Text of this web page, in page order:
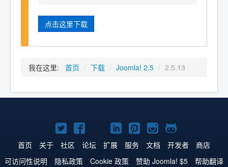
点击这里下载
我在这里: 首页 / 下载 / Joomla! 2.5 / 2.5.13
Twitter
主
页
Facebook
主
页
YouTube
主
页
LinkedIn
主
页
Pinterest
主
页
Instagram
主
页
GitHub
主
页
首页 关于 社区 论坛 扩展 服务 文档 开发者
商店
可访问性说明
隐私政策 Cookie 政策 赞助 Joomla! $5
帮助翻译